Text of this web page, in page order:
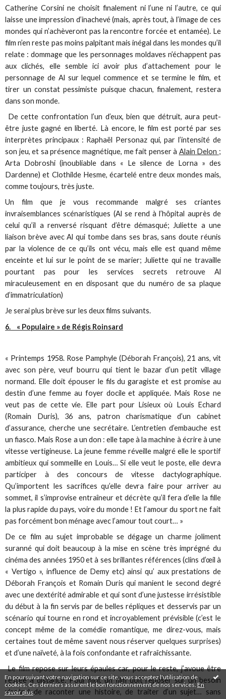
En poursuivant votre navigation sur ce site, vous acceptez l'utilisation de
cookies. Ces derniers assurent le bon fonctionnement de nos services. En
savoir plus.
Catherine Corsini ne choisit finalement ni l’une ni l’autre, ce qui
laisse une impression d’inachevé (mais, après tout, à l’image de ces
mondes qui n’achèveront pas la rencontre forcée et entamée). Le
film n’en reste pas moins palpitant mais inégal dans les mondes qu’il
relate : dommage que les personnages moldaves n’échappent pas
aux clichés, elle semble ici avoir plus d’attachement pour le
personnage de Al sur lequel commence et se termine le film, et
tirer un constat pessimiste puisque chacun, finalement, restera
dans son monde.
De cette confrontation l’un d’eux, bien que détruit, aura peut-
être juste gagné en liberté. Là encore, le film est porté par ses
interprètes principaux : Raphaël Personaz qui, par l’intensité de
son jeu, et sa présence magnétique, me fait penser à Alain Delon ;
Arta Dobroshi (inoubliable dans « Le silence de Lorna » des
Dardenne) et Clothilde Hesme, écartelé entre deux mondes mais,
comme toujours, très juste.
Un film que je vous recommande malgré ses criantes
invraisemblances scénaristiques (Al se rend à l’hôpital auprès de
celui qu’il a renversé risquant d’être démasqué; Juliette a une
liaison brève avec Al qui tombe dans ses bras, sans doute réunis
par la violence de ce qu’ils ont vécu, mais elle est quand même
enceinte et lui sur le point de se marier; Juliette qui ne travaille
pourtant pas pour les services secrets retrouve Al
miraculeusement en en disposant que du numéro de sa plaque
d’immatriculation)
Je serai plus brève sur les deux films suivants.
6. « Populaire » de Régis Roinsard
« Printemps 1958. Rose Pamphyle (Déborah François), 21 ans, vit
avec son père, veuf bourru qui tient le bazar d’un petit village
normand. Elle doit épouser le fils du garagiste et est promise au
destin d’une femme au foyer docile et appliquée. Mais Rose ne
veut pas de cette vie. Elle part pour Lisieux où Louis Echard
(Romain Duris), 36 ans, patron charismatique d’un cabinet
d’assurance, cherche une secrétaire. L’entretien d’embauche est
un fiasco. Mais Rose a un don : elle tape à la machine à écrire à une
vitesse vertigineuse. La jeune femme réveille malgré elle le sportif
ambitieux qui sommeille en Louis… Si elle veut le poste, elle devra
participer à des concours de vitesse dactylographique.
Qu’importent les sacrifices qu’elle devra faire pour arriver au
sommet, il s’improvise entraîneur et décrète qu’il fera d’elle la fille
la plus rapide du pays, voire du monde ! Et l’amour du sport ne fait
pas forcément bon ménage avec l’amour tout court… »
De ce film au sujet improbable se dégage un charme joliment
suranné qui doit beaucoup à la mise en scène très imprégné du
cinéma des années 1950 et à ses brillantes références (clins d’œil à
« Vertigo », influence de Demy etc) ainsi qu’ aux prestations de
Déborah François et Romain Duris qui manient le second degré
avec une dextérité admirable et qui sont d’une justesse irrésistible
du début à la fin servis par de belles répliques et desservis par un
scénario qui tourne en rond et incroyablement prévisible (c’est le
concept même de la comédie romantique, me direz-vous, mais
certaines tout de même savent nous réserver quelques surprises)
et d’une naïveté, à la fois confondante et rafraîchissante.
Le film repose sur leurs épaules car, pour le reste, j’avoue être
restée à distance. Pour moi, un film doit reposer sur un besoin
viscéral de raconter une histoire, de traiter d’un sujet… sans